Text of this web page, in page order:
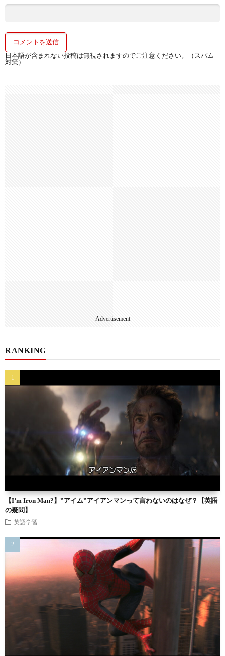
日本語が含まれない投稿は無視されますのでご注意ください。（スパム
対策）
Advertisement
RANKING
【I’m Iron Man?】”アイム”アイアンマンって言わないのはなぜ？【英語
の疑問】
英語学習